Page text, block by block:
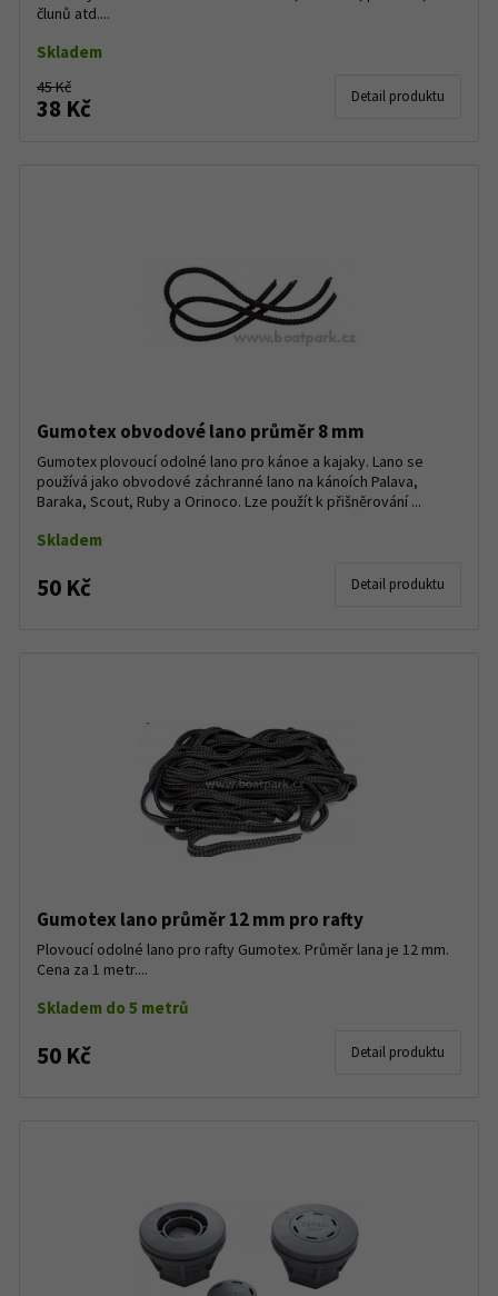
člunů atd....
Skladem
45 Kč
38 Kč Detail produktu
Gumotex obvodové lano průměr 8 mm
Gumotex plovoucí odolné lano pro kánoe a kajaky. Lano se
používá jako obvodové záchranné lano na kánoích Palava,
Baraka, Scout, Ruby a Orinoco. Lze použít k přišněrování ...
Skladem
50 Kč Detail produktu
Gumotex lano průměr 12 mm pro rafty
Plovoucí odolné lano pro rafty Gumotex. Průměr lana je 12 mm.
Cena za 1 metr....
Skladem do 5 metrů
50 Kč Detail produktu